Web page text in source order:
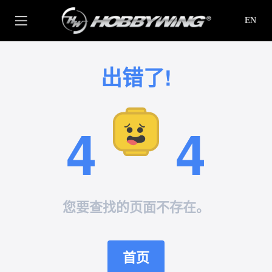
EN
出错了!
4 4
您要查找的页面不存在。
首页